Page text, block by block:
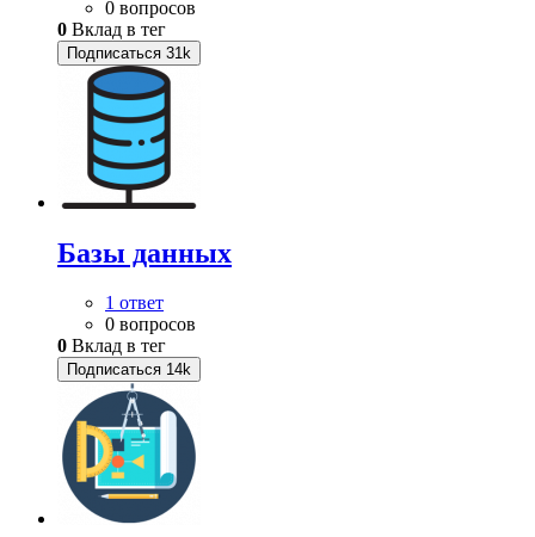
0 вопросов
0 Вклад в тег
Подписаться 31k
Базы данных
1 ответ
0 вопросов
0 Вклад в тег
Подписаться 14k